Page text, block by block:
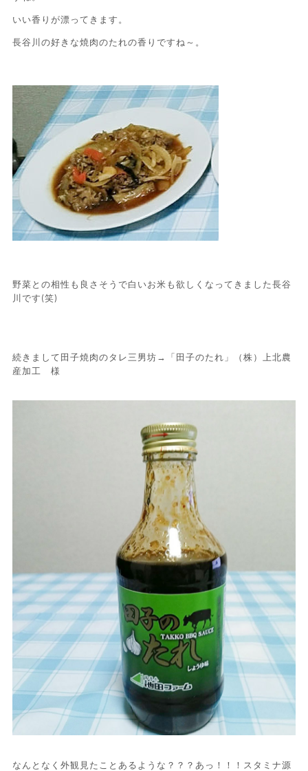
いい香りが漂ってきます。
長谷川の好きな焼肉のたれの香りですね～。
野菜との相性も良さそうで白いお米も欲しくなってきました長谷
川です(笑)
続きまして田子焼肉のタレ三男坊→「田子のたれ」（株）上北農
産加工 様
なんとなく外観見たことあるような？？？あっ！！！スタミナ源